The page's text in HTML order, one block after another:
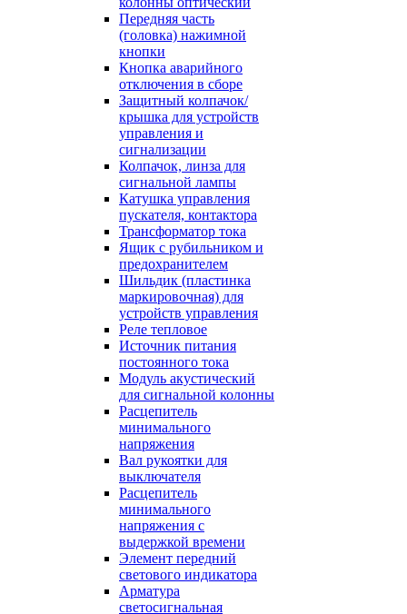
Передняя часть
(головка) нажимной
кнопки
Кнопка аварийного
отключения в сборе
Защитный колпачок/
крышка для устройств
управления и
сигнализации
Колпачок, линза для
сигнальной лампы
Катушка управления
пускателя, контактора
Трансформатор тока
Ящик с рубильником и
предохранителем
Шильдик (пластинка
маркировочная) для
устройств управления
Реле тепловое
Источник питания
постоянного тока
Модуль акустический
для сигнальной колонны
Расцепитель
минимального
напряжения
Вал рукоятки для
выключателя
Расцепитель
минимального
напряжения с
выдержкой времени
Элемент передний
светового индикатора
Арматура
светосигнальная